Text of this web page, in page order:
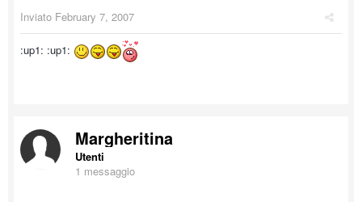
Inviato February 7, 2007
:up1: :up1:
Margheritina
Utenti
1 messaggio